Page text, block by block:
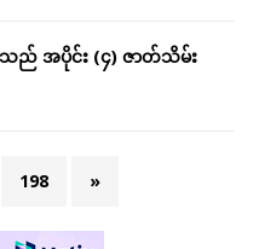
အပိုင်း (၄) ဇာတ်သိမ်း
198 »